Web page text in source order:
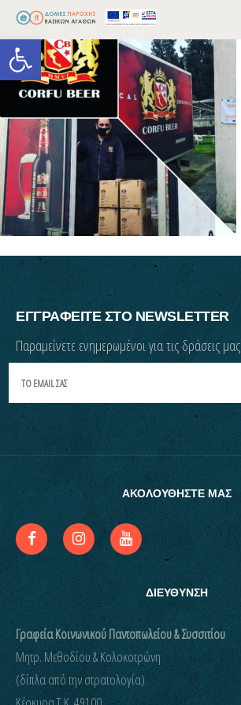
Open toolbar
ΕΓΓΡΑΦΕΙΤΕ ΣΤΟ NEWSLETTER
Παραμείνετε ενημερωμένοι για τις δράσεις μας
ΑΚΟΛΟΥΘΗΣΤΕ ΜΑΣ
ΔΙΕΥΘΥΝΣΗ
Γραφεία Κοινωνικού Παντοπωλείου & Συσσιτίου
Μητρ. Μεθοδίου & Κολοκοτρώνη
(δίπλα από την στρατολογία)